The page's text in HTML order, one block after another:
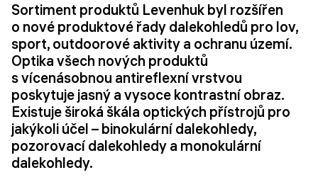
Sortiment produktů Levenhuk byl rozšířen
o nové produktové řady dalekohledů pro lov,
sport, outdoorové aktivity a ochranu území.
Optika všech nových produktů
s vícenásobnou antireflexní vrstvou
poskytuje jasný a vysoce kontrastní obraz.
Existuje široká škála optických přístrojů pro
jakýkoli účel – binokulární dalekohledy,
pozorovací dalekohledy a monokulární
dalekohledy.